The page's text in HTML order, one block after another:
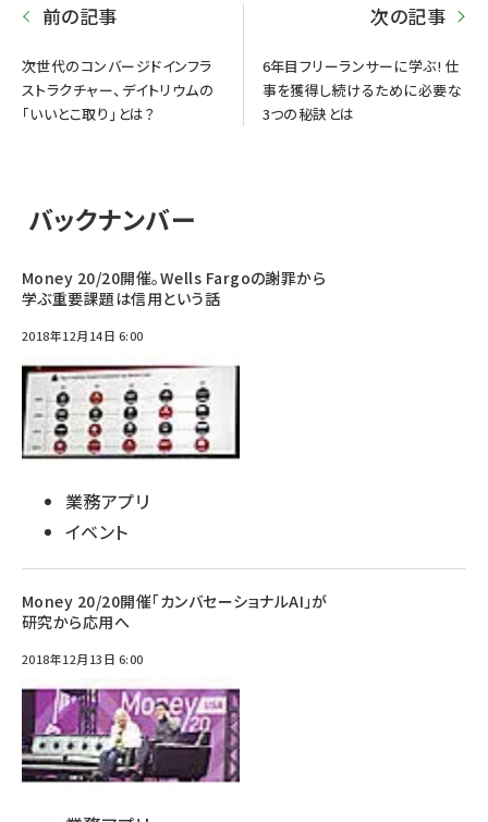
前の記事
次世代のコンバージドインフラ
ストラクチャー、デイトリウムの
「いいとこ取り」とは？
次の記事
6年目フリーランサーに学ぶ! 仕
事を獲得し続けるために必要な
3つの秘訣とは
バックナンバー
Money 20/20開催。Wells Fargoの謝罪から
学ぶ重要課題は信用という話
2018年12月14日 6:00
業務アプリ
イベント
Money 20/20開催「カンバセーショナルAI」が
研究から応用へ
2018年12月13日 6:00